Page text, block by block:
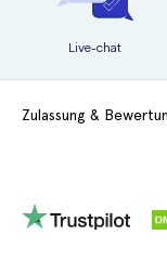
Live-chat
Zulassung &